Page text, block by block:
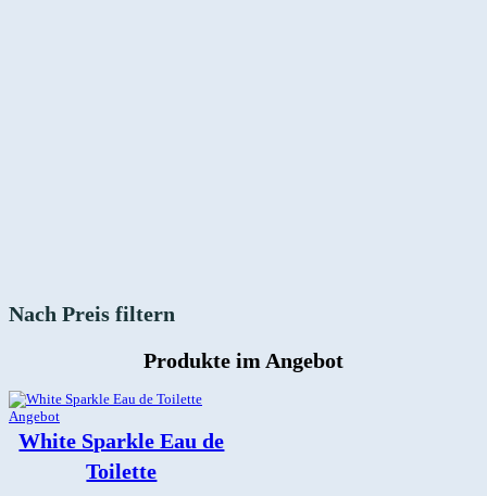
Nach Preis filtern
Produkte im Angebot
AngebotProdukt
Angebot
White Sparkle Eau de
Toilette